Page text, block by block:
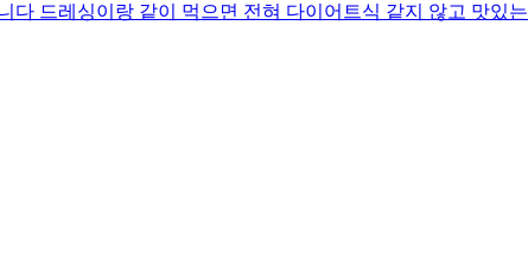
드레싱이랑 같이 먹으면 전혀 다이어트식 같지 않고 맛있